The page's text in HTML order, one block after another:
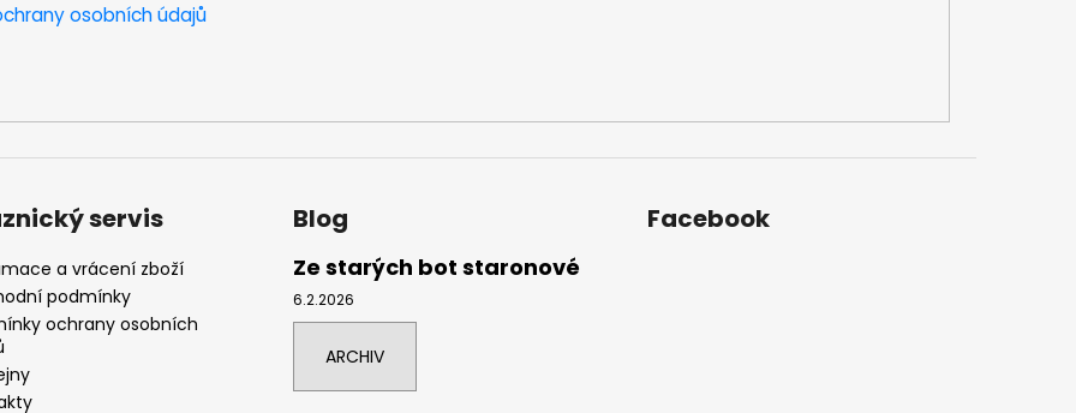
osobních údajů
servis
a vrácení zboží
podmínky
ochrany osobních
Blog
Ze starých bot staronové
6.2.2026
ARCHIV
Facebook